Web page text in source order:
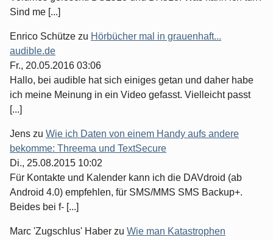
Sind me [...]
Enrico Schütze zu Hörbücher mal in grauenhaft...
audible.de
Fr., 20.05.2016 03:06
Hallo, bei audible hat sich einiges getan und daher habe
ich meine Meinung in ein Video gefasst. Vielleicht passt
[...]
Jens zu Wie ich Daten von einem Handy aufs andere
bekomme: Threema und TextSecure
Di., 25.08.2015 10:02
Für Kontakte und Kalender kann ich die DAVdroid (ab
Android 4.0) empfehlen, für SMS/MMS SMS Backup+.
Beides bei f- [...]
Marc 'Zugschlus' Haber zu Wie man Katastrophen